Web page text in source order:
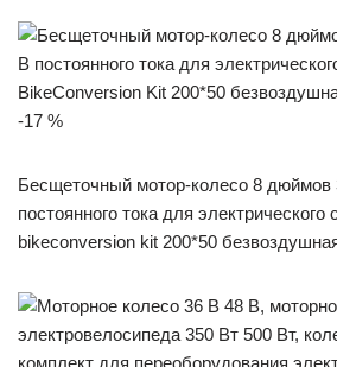
-17 %
Бесщеточный мотор-колесо 8 дюймов
постоянного тока для электрического
bikeconversion kit 200*50